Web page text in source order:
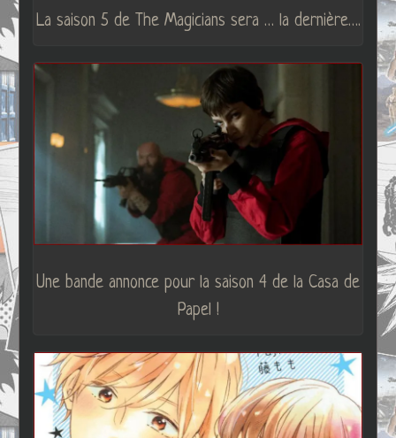
La saison 5 de The Magicians sera … la dernière….
Une bande annonce pour la saison 4 de la Casa de
Papel !